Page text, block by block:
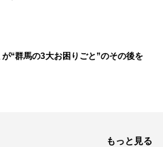
“群馬の3大お困りごと”のその後を
もっと見る